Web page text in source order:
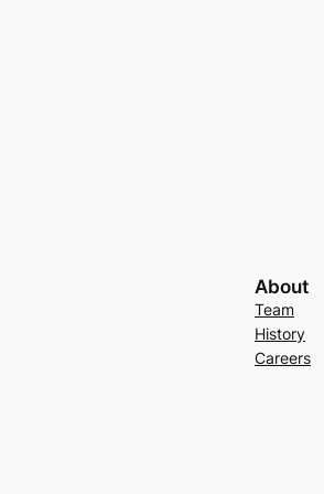
About
Team
History
Careers